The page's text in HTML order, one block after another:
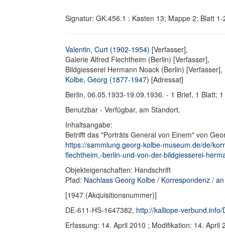
Signatur: GK.456.1 : Kasten 13; Mappe 2; Blatt 1-
Valentin, Curt (1902-1954) [Verfasser],
Galerie Alfred Flechtheim (Berlin) [Verfasser],
Bildgiesserei Hermann Noack (Berlin) [Verfasser],
Kolbe, Georg (1877-1947) [Adressat]
Berlin, 06.05.1933-19.09.1936. - 1 Brief, 1 Blatt;
Benutzbar - Verfügbar, am Standort.
Inhaltsangabe:
Betrifft das "Porträts General von Einem" von
https://sammlung.georg-kolbe-museum.de/de/
flechtheim,-berlin-und-von-der-bildgiesserei-
Objekteigenschaften: Handschrift
Pfad: Nachlass Georg Kolbe / Korrespondenz /
[1947 (Akquisitionsnummer)]
DE-611-HS-1647382, http://kalliope-
Erfassung: 14. April 2010 ; Modifikation: 14.